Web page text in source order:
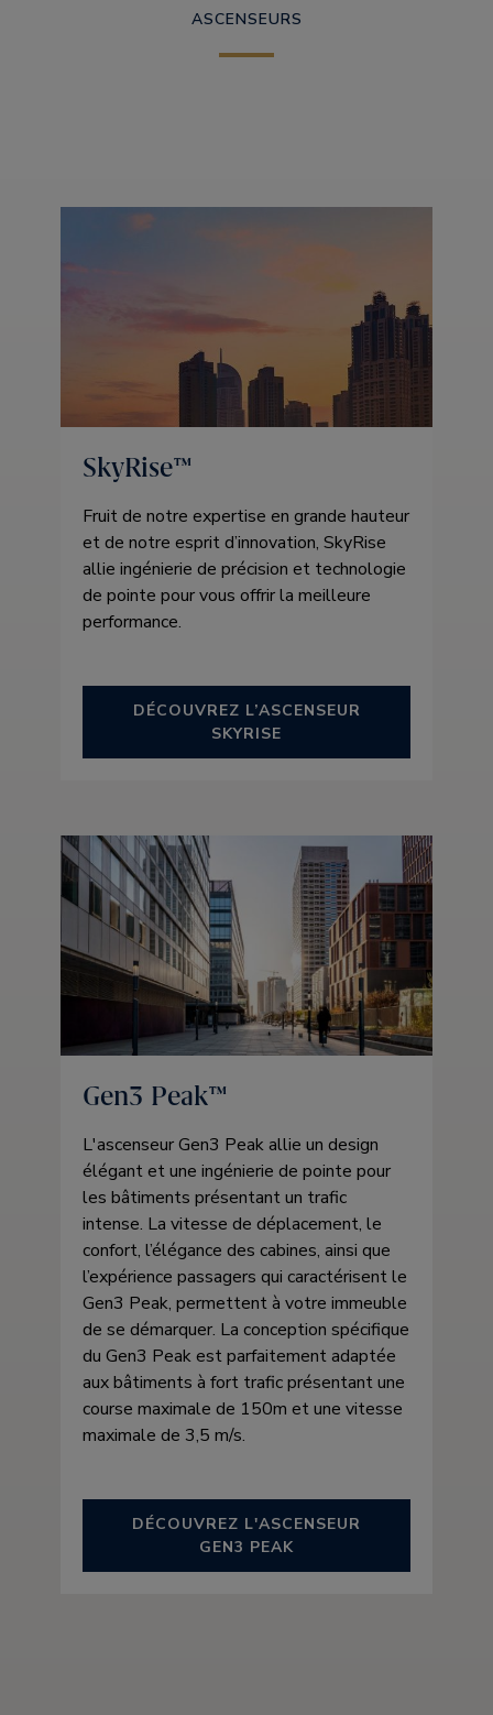
ASCENSEURS
SkyRise™
Fruit de notre expertise en grande hauteur
et de notre esprit d’innovation, SkyRise
allie ingénierie de précision et technologie
de pointe pour vous offrir la meilleure
performance.
DÉCOUVREZ L’ASCENSEUR
SKYRISE
Gen3 Peak™
L'ascenseur Gen3 Peak allie un design
élégant et une ingénierie de pointe pour
les bâtiments présentant un trafic
intense. La vitesse de déplacement, le
confort, l’élégance des cabines, ainsi que
l’expérience passagers qui caractérisent le
Gen3 Peak, permettent à votre immeuble
de se démarquer. La conception spécifique
du Gen3 Peak est parfaitement adaptée
aux bâtiments à fort trafic présentant une
course maximale de 150m et une vitesse
maximale de 3,5 m/s.
DÉCOUVREZ L'ASCENSEUR
GEN3 PEAK